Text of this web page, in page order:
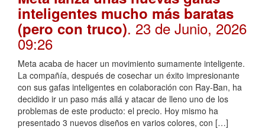
inteligentes mucho más baratas
(pero con truco). 23 de Junio, 2026
09:26
Meta acaba de hacer un movimiento sumamente inteligente.
La compañía, después de cosechar un éxito impresionante
con sus gafas inteligentes en colaboración con Ray-Ban, ha
decidido ir un paso más allá y atacar de lleno uno de los
problemas de este producto: el precio. Hoy mismo ha
presentado 3 nuevos diseños en varios colores, con […]